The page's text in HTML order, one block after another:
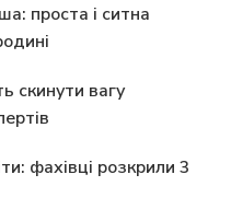
проста і ситна
скинути вагу
фахівці розкрили 3